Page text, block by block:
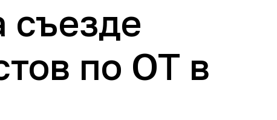
съезде
по ОТ в